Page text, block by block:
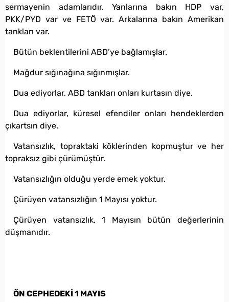
sermayenin adamlarıdır. Yanlarına bakın HDP var,
PKK/PYD var ve FETÖ var. Arkalarına bakın Amerikan
tankları var.
Bütün beklentilerini ABD’ye bağlamışlar.
Mağdur sığınağına sığınmışlar.
Dua ediyorlar, ABD tankları onları kurtasın diye.
Dua ediyorlar, küresel efendiler onları hendeklerden
çıkartsın diye.
Vatansızlık, topraktaki köklerinden kopmuştur ve her
topraksız gibi çürümüştür.
Vatansızlığın olduğu yerde emek yoktur.
Çürüyen vatansızlığın 1 Mayısı yoktur.
Çürüyen vatansızlık, 1 Mayısın bütün değerlerinin
düşmanıdır.
ÖN CEPHEDEKİ 1 MAYIS